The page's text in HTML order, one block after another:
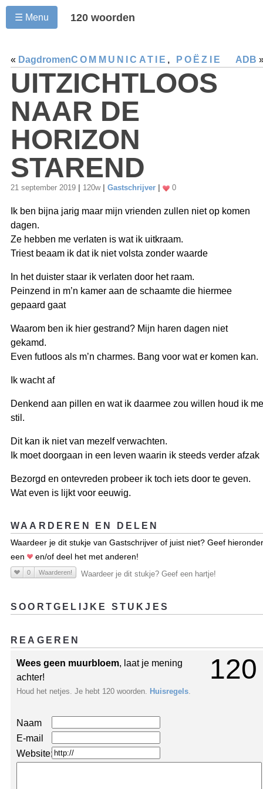
☰ Menu 120 woorden
« Dagdromen ADB
COMMUNICATIE , POËZIE
UITZICHTLOOS
NAAR DE
HORIZON
STAREND
21 september 2019 120w Gastschrijver 0
Ik ben bijna jarig maar mijn vrienden zullen niet op komen
dagen.
Ze hebben me verlaten is wat ik uitkraam.
Triest beaam ik dat ik niet volsta zonder waarde
In het duister staar ik verlaten door het raam.
Peinzend in m’n kamer aan de schaamte die hiermee
gepaard gaat
Waarom ben ik hier gestrand? Mijn haren dagen niet
gekamd.
Even futloos als m’n charmes. Bang voor wat er komen kan.
Ik wacht af
Denkend aan pillen en wat ik daarmee zou willen houd ik me
stil.
Dit kan ik niet van mezelf verwachten.
Ik moet doorgaan in een leven waarin ik steeds verder afzak
Bezorgd en ontevreden probeer ik toch iets door te geven.
Wat even is lijkt voor eeuwig.
WAARDEREN EN DELEN
Waardeer je dit stukje van Gastschrijver of juist niet? Geef hieronder
een
en/of deel het met anderen!
0 Waarderen! Waardeer je dit stukje? Geef een hartje!
SOORTGELIJKE STUKJES
REAGEREN
120
Wees geen muurbloem, laat je mening
achter!
Houd het netjes. Je hebt 120 woorden. Huisregels
Naam
E-mail
Website: